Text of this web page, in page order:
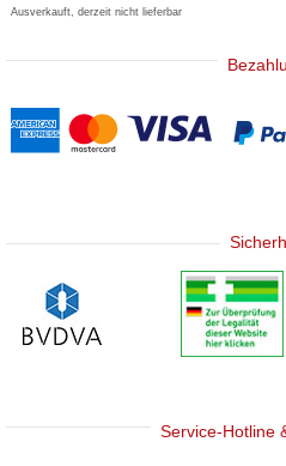
Ausverkauft, derzeit nicht lieferbar
Service-Hotline